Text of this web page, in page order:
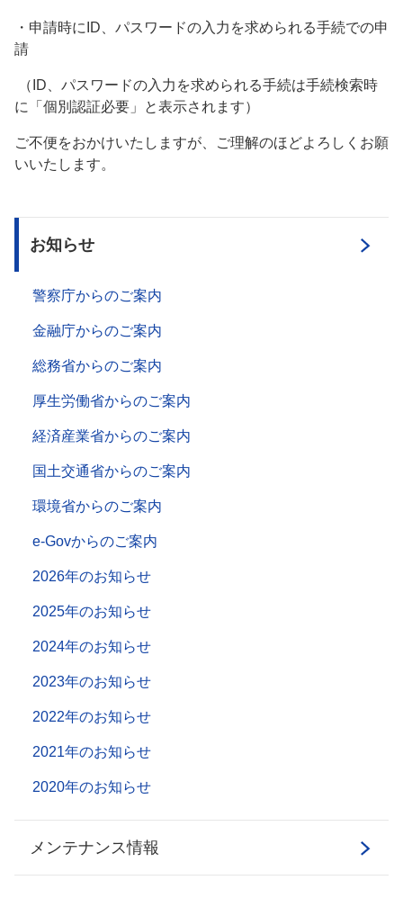
・申請時にID、パスワードの入力を求められる手続での申
請
（ID、パスワードの入力を求められる手続は手続検索時
に「個別認証必要」と表示されます）
ご不便をおかけいたしますが、ご理解のほどよろしくお願
いいたします。
お知らせ
警察庁からのご案内
金融庁からのご案内
総務省からのご案内
厚生労働省からのご案内
経済産業省からのご案内
国土交通省からのご案内
環境省からのご案内
e-Govからのご案内
2026年のお知らせ
2025年のお知らせ
2024年のお知らせ
2023年のお知らせ
2022年のお知らせ
2021年のお知らせ
2020年のお知らせ
メンテナンス情報